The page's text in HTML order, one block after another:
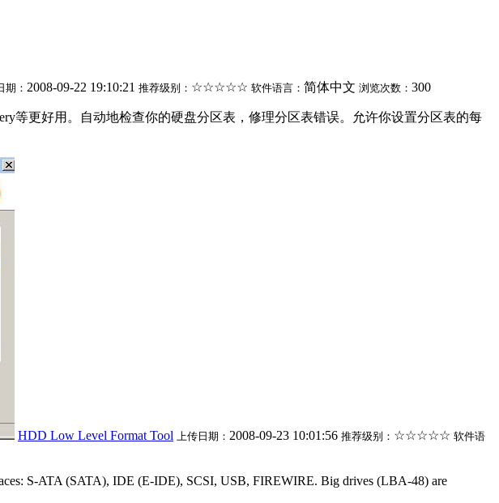
期： 2008-09-22 19:10:21 推荐级别： ☆☆☆☆☆ 软件语言： 简体中文 浏览次数： 300
等更好用。自动地检查你的硬盘分区表，修理分区表错误。允许你设置分区表的每
HDD Low Level Format Tool 上传日期： 2008-09-23 10:01:56 推荐级别： ☆☆☆☆☆ 软件语
S-ATA (SATA), IDE (E-IDE), SCSI, USB, FIREWIRE. Big drives (LBA-48) are